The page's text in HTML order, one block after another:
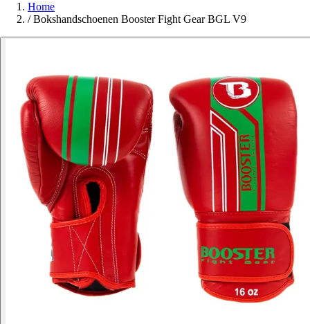
Home
/ Bokshandschoenen Booster Fight Gear BGL V9